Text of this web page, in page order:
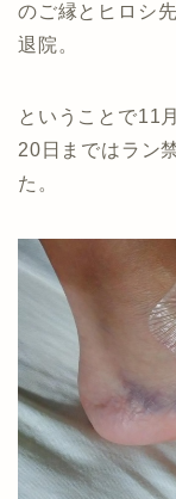
のご縁とヒロシ
退院。
ということで11
20日まではラン
た。